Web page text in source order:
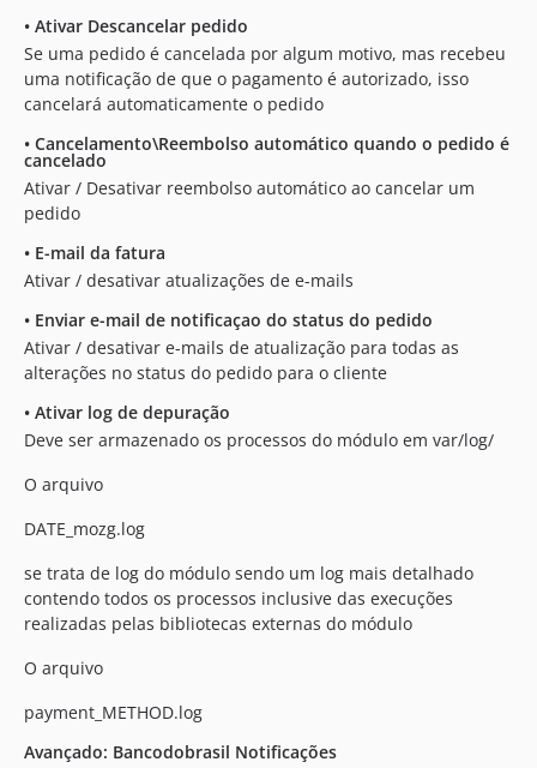
• Ativar Descancelar pedido
Se uma pedido é cancelada por algum motivo, mas recebeu
uma notificação de que o pagamento é autorizado, isso
cancelará automaticamente o pedido
• Cancelamento\Reembolso automático quando o pedido é
cancelado
Ativar / Desativar reembolso automático ao cancelar um
pedido
• E-mail da fatura
Ativar / desativar atualizações de e-mails
• Enviar e-mail de notificaçao do status do pedido
Ativar / desativar e-mails de atualização para todas as
alterações no status do pedido para o cliente
• Ativar log de depuração
Deve ser armazenado os processos do módulo em var/log/
O arquivo
DATE_mozg.log
se trata de log do módulo sendo um log mais detalhado
contendo todos os processos inclusive das execuções
realizadas pelas bibliotecas externas do módulo
O arquivo
payment_METHOD.log
Avançado: Bancodobrasil Notificações